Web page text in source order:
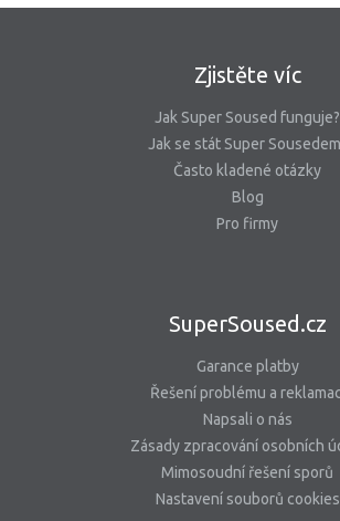
Zjistěte víc
Jak Super Soused funguje?
Jak se stát Super
Často kladené otázky
Blog
Pro firmy
SuperSoused.cz
Garance platby
Řešení problému a
Napsali o nás
Zásady zpracování osobních
Mimosoudní řešení sporů
Nastavení souborů cookies